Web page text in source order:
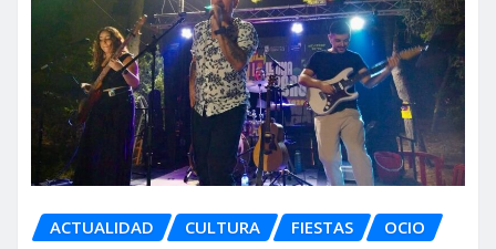
ACTUALIDAD CULTURA FIESTAS OCIO